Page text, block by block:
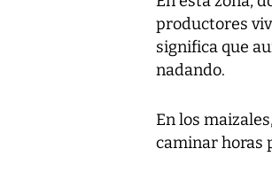
productores
significa que
nadando.
En los
caminar horas